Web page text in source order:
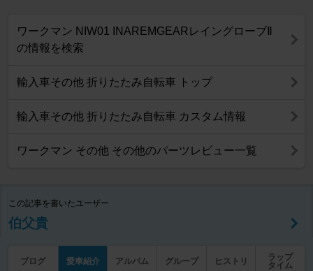
ワークマン NIW01 INAREMGEARレイングローブⅡ
の情報を検索
輸入車その他 折りたたみ自転車 トップ
輸入車その他 折りたたみ自転車 カスタム情報
ワークマン その他 その他のパーツレビュー一覧
この記事を書いたユーザー
伯父貴
ブログ 愛車紹介 アルバム グループ ヒストリ
ラップ
タイム